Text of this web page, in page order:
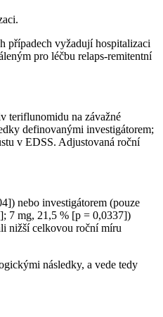
případech vyžadují hospitalizaci
pro léčbu relaps-remitentní
teriflunomidu na závažné
definovanými investigátorem;
v EDSS. Adjustovaná roční
nebo investigátorem (pouze
7 mg, 21,5 % [p = 0,0337])
nižší celkovou roční míru
následky, a vede tedy